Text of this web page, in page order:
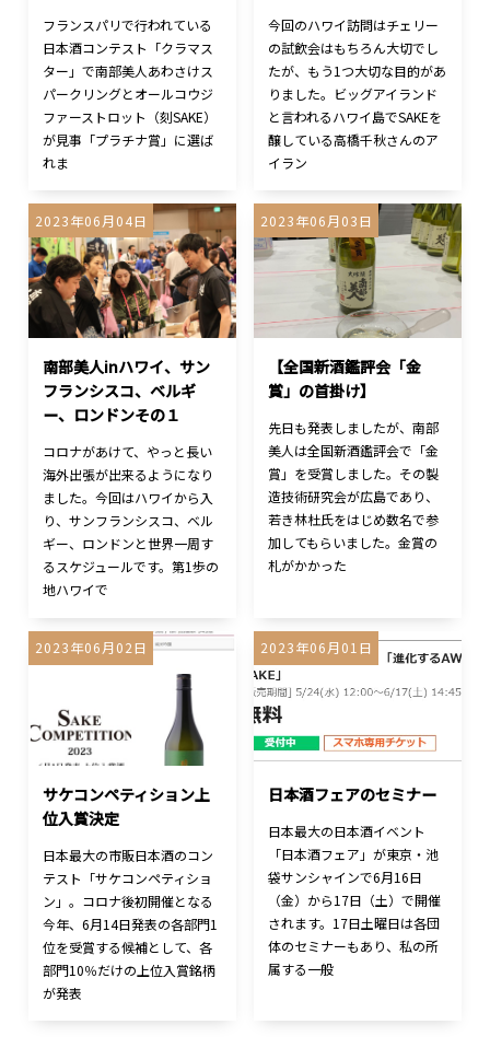
フランスパリで行われている
日本酒コンテスト「クラマス
ター」で南部美人あわさけス
パークリングとオールコウジ
ファーストロット（刻SAKE）
が見事「プラチナ賞」に選ば
れま
今回のハワイ訪問はチェリー
の試飲会はもちろん大切でし
たが、もう1つ大切な目的があ
りました。ビッグアイランド
と言われるハワイ島でSAKEを
醸している高橋千秋さんのア
イラン
2023年06月04日
南部美人inハワイ、サン
フランシスコ、ベルギ
ー、ロンドンその１
コロナがあけて、やっと長い
海外出張が出来るようになり
ました。今回はハワイから入
り、サンフランシスコ、ベル
ギー、ロンドンと世界一周す
るスケジュールです。第1歩の
地ハワイで
2023年06月03日
【全国新酒鑑評会「金
賞」の首掛け】
先日も発表しましたが、南部
美人は全国新酒鑑評会で「金
賞」を受賞しました。その製
造技術研究会が広島であり、
若き林杜氏をはじめ数名で参
加してもらいました。金賞の
札がかかった
2023年06月02日
サケコンペティション上
位入賞決定
日本最大の市販日本酒のコン
テスト「サケコンペティショ
ン」。コロナ後初開催となる
今年、6月14日発表の各部門1
位を受賞する候補として、各
部門10％だけの上位入賞銘柄
が発表
2023年06月01日
日本酒フェアのセミナー
日本最大の日本酒イベント
「日本酒フェア」が東京・池
袋サンシャインで6月16日
（金）から17日（土）で開催
されます。17日土曜日は各団
体のセミナーもあり、私の所
属する一般